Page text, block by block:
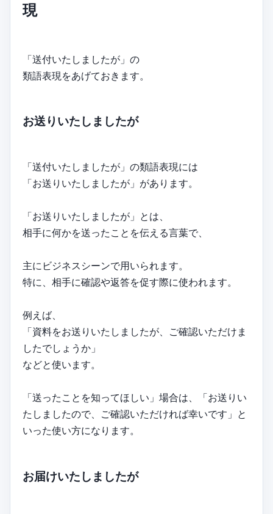
現
「送付いたしましたが」の
類語表現をあげておきます。
お送りいたしましたが
「送付いたしましたが」の類語表現には
「お送りいたしましたが」があります。
「お送りいたしましたが」とは、
相手に何かを送ったことを伝える言葉で、
主にビジネスシーンで用いられます。
特に、相手に確認や返答を促す際に使われます。
例えば、
「資料をお送りいたしましたが、ご確認いただけま
したでしょうか」
などと使います。
「送ったことを知ってほしい」場合は、「お送りい
たしましたので、ご確認いただければ幸いです」と
いった使い方になります。
お届けいたしましたが